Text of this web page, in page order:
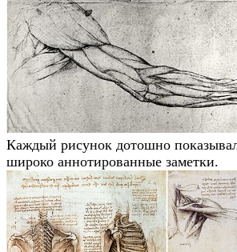
Каждый рисунок дотошно
широко аннотированные заметки.